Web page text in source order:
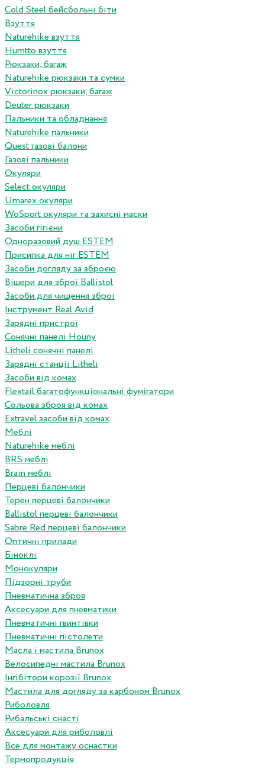
Cold Steel бейсбольні біти
Взуття
Naturehike взуття
Humtto взуття
Рюкзаки, багаж
Naturehike рюкзаки та сумки
Victorinox рюкзаки, багаж
Deuter рюкзаки
Пальники та обладнання
Naturehike пальники
Quest газові балони
Газові пальники
Окуляри
Select окуляри
Umarex окуляри
WoSport окуляри та захисні маски
Засоби гігієни
Одноразовий душ ESTEM
Присипка для ніг ESTEM
Засоби догляду за зброєю
Вішери для зброї Ballistol
Засоби для чищення зброї
Інструмент Real Avid
Зарядні пристрої
Сонячні панелі Houny
Litheli сонячні панелі
Зарядні станції Litheli
Засоби від комах
Flextail багатофункціональні фумігатори
Сольова зброя від комах
Extravel засоби від комах
Меблі
Naturehike меблі
BRS меблі
Brain меблі
Перцеві балончики
Терен перцеві балончики
Ballistol перцеві балончики
Sabre Red перцеві балончики
Оптичні прилади
Біноклі
Монокуляри
Підзорні труби
Пневматична зброя
Аксесуари для пневматики
Пневматичні гвинтівки
Пневматичні пістолети
Масла і мастила Brunox
Велосипедні мастила Brunox
Інгібітори корозії Brunox
Мастила для догляду за карбоном Brunox
Риболовля
Рибальські снасті
Аксесуари для риболовлі
Все для монтажу оснастки
Термопродукція